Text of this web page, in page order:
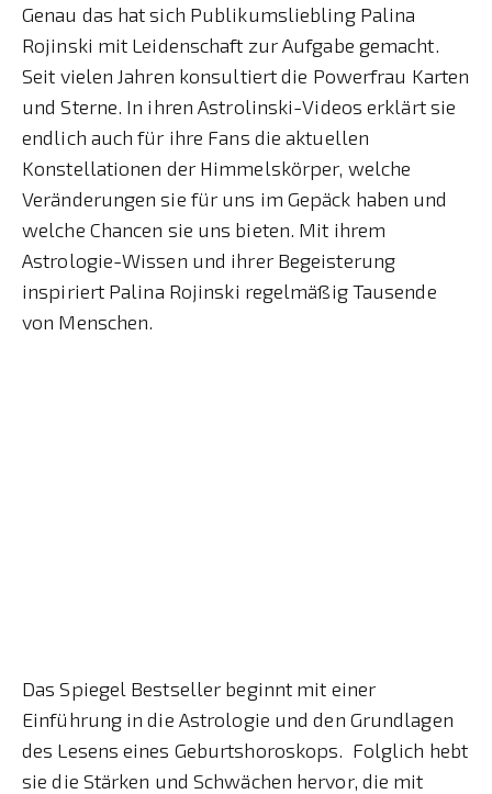
Genau das hat sich Publikumsliebling Palina
Rojinski mit Leidenschaft zur Aufgabe gemacht.
Seit vielen Jahren konsultiert die Powerfrau Karten
und Sterne. In ihren Astrolinski-Videos erklärt sie
endlich auch für ihre Fans die aktuellen
Konstellationen der Himmelskörper, welche
Veränderungen sie für uns im Gepäck haben und
welche Chancen sie uns bieten. Mit ihrem
Astrologie-Wissen und ihrer Begeisterung
inspiriert Palina Rojinski regelmäßig Tausende
von Menschen.
Das Spiegel Bestseller beginnt mit einer
Einführung in die Astrologie und den Grundlagen
des Lesens eines Geburtshoroskops. Folglich hebt
sie die Stärken und Schwächen hervor, die mit